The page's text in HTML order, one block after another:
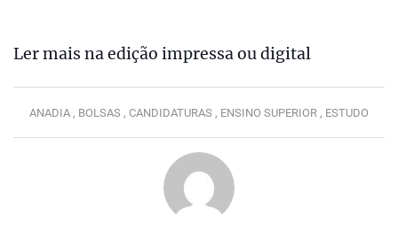
Ler mais na edição impressa ou digital
ANADIA , BOLSAS , CANDIDATURAS , ENSINO SUPERIOR , ESTUDO